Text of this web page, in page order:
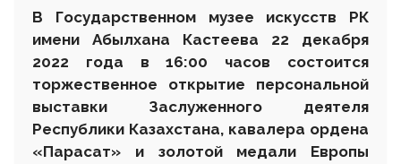
В Государственном музее искусств РК
имени Абылхана Кастеева 22 декабря
2022 года в 16:00 часов состоится
торжественное открытие персональной
выставки Заслуженного деятеля
Республики Казахстана, кавалера ордена
«Парасат» и золотой медали Европы